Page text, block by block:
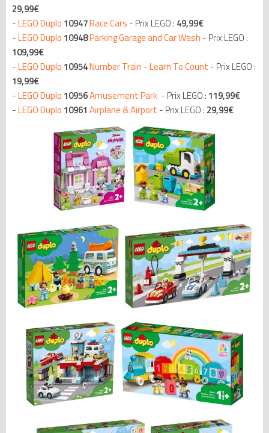
29,99€
-LEGO Duplo 10947Race Cars - Prix LEGO : 49,99€
-LEGO Duplo 10948Parking Garage and Car Wash - Prix LEGO :
109,99€
-LEGO Duplo 10954Number Train - Learn To Count - Prix LEGO :
19,99€
-LEGO Duplo 10956Amusement Park - Prix LEGO : 119,99€
-LEGO Duplo 10961 Airplane & Airport - Prix LEGO : 29,99€